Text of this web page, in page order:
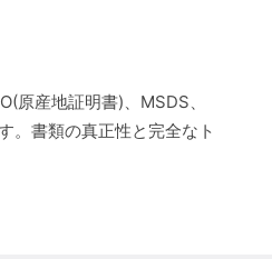
原産地証明書)、MSDS、
。書類の真正性と完全なト